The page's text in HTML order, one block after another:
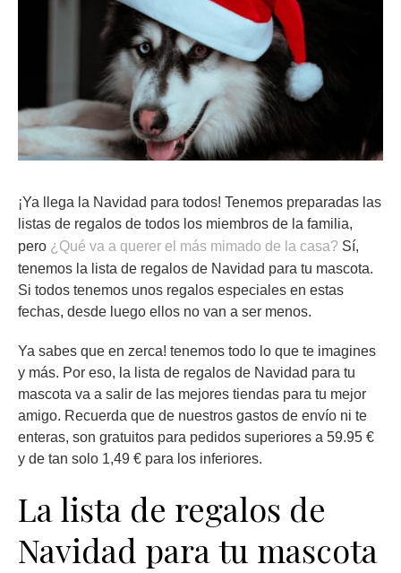
¡Ya llega la Navidad para todos! Tenemos preparadas las
listas de regalos de todos los miembros de la familia,
pero ¿Qué va a querer el más mimado de la casa? Sí,
tenemos la lista de regalos de Navidad para tu mascota.
Si todos tenemos unos regalos especiales en estas
fechas, desde luego ellos no van a ser menos.
Ya sabes que en zerca! tenemos todo lo que te imagines
y más. Por eso, la lista de regalos de Navidad para tu
mascota va a salir de las mejores tiendas para tu mejor
amigo. Recuerda que de nuestros gastos de envío ni te
enteras, son gratuitos para pedidos superiores a 59.95 €
y de tan solo 1,49 € para los inferiores.
La lista de regalos de
Navidad para tu mascota